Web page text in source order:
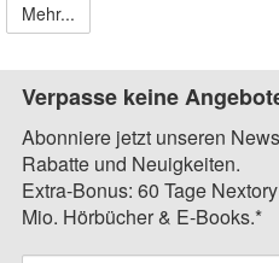
Mehr...
Verpasse keine
Abonniere jetzt unseren
Rabatte und Neuigkeiten.
Extra-Bonus: 60 Tage
Mio. Hörbücher & E-Books.*